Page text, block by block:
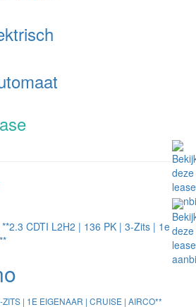
| 1E EIGENAAR | CRUISE | AIRCO**